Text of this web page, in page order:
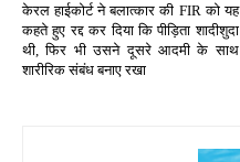
केरल हाईकोर्ट ने बलात्कार की FIR को यह
कहते हुए रद्द कर दिया कि पीड़िता शादीशुदा
थी, फिर भी उसने दूसरे आदमी के साथ
शारीरिक संबंध बनाए रखा